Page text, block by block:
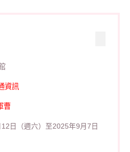
資訊
曹
日（週六）至2025年9月7日